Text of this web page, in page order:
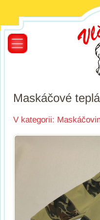
Maskáčové
V kategorii: